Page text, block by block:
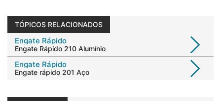
TÓPICOS RELACIONADOS
Engate Rápido
Engate Rápido 210 Alumínio
Engate Rápido
Engate rápido 201 Aço